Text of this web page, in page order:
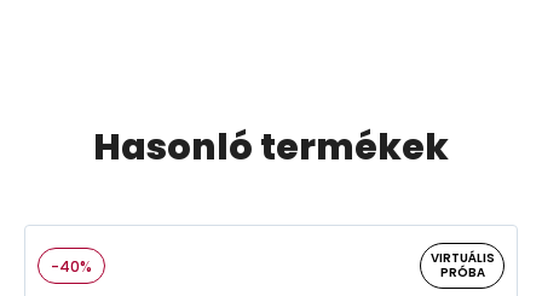
Hasonló termékek
-40%
VIRTUÁLIS
PRÓBA